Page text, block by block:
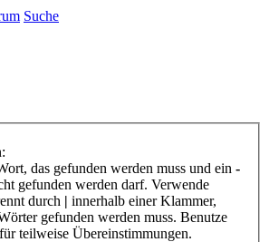
Suche
das gefunden werden muss und ein -
gefunden werden darf. Verwende
durch | innerhalb einer Klammer,
gefunden werden muss. Benutze
teilweise Übereinstimmungen.